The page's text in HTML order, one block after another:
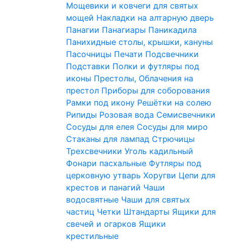
Мощевики и ковчеги для святых
мощей Накладки на алтарную дверь
Панагии Панагиары Паникадила
Панихидные столы, крышки, кануны
Пасочницы Печати Подсвечники
Подставки Полки и футляры под
иконы Престолы, Облачения на
престол Приборы для соборования
Рамки под икону Решётки на солею
Рипиды Розовая вода Семисвечники
Сосуды для елея Сосуды для миро
Стаканы для лампад Стрючицы
Трехсвечники Уголь кадильный
Фонари пасхальные Футляры под
церковную утварь Хоругви Цепи для
крестов и панагий Чаши
водосвятные Чаши для святых
частиц Четки Штандарты Ящики для
свечей и огарков Ящики
крестильные